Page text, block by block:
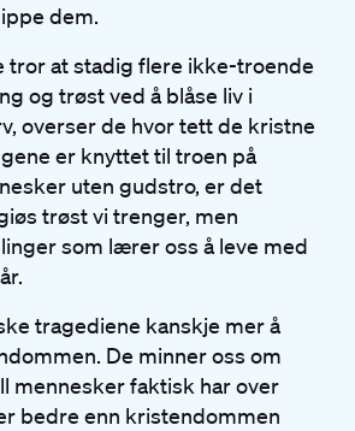
dem.
tror at stadig flere ikke-troende
og trøst ved å blåse liv i
overser de hvor tett de kristne
er knyttet til troen på
uten gudstro, er det
trøst vi trenger, men
som lærer oss å leve med
tragediene kanskje mer å
De minner oss om
mennesker faktisk har over
bedre enn kristendommen